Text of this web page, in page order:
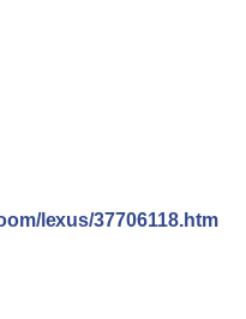
lexus/37706118.htm